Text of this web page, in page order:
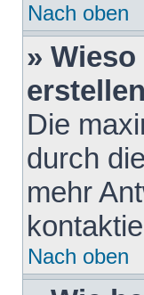
Nach oben
»
Die
durch
mehr
Nach oben